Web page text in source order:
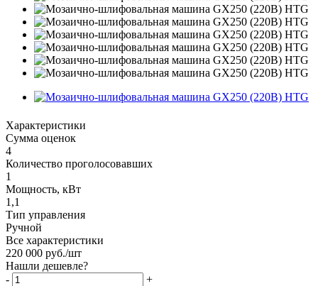
Характеристики
Сумма оценок
4
Количество проголосовавших
1
Мощность, кВт
1,1
Тип управления
Ручной
Все характеристики
220 000 руб./шт
Нашли дешевле?
-
+